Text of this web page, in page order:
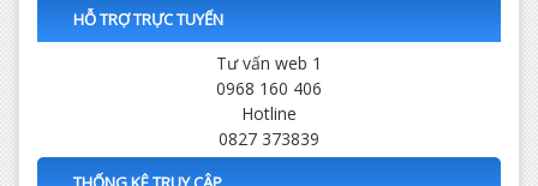
HỖ TRỢ TRỰC TUYẾN
Tư vấn web 1
0968 160 406
Hotline
0827 373839